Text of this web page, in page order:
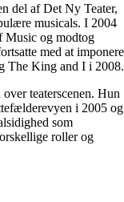
del af Det Ny Teater,
musicals. I 2004
Music og modtog
med at imponere
The King and I i 2008.
teaterscenen. Hun
i 2005 og
som
roller og